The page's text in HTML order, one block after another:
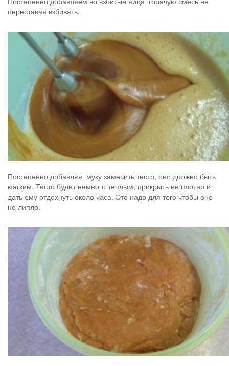
переставая взбивать.
Постепенно добавляя муку замесить тесто, оно должно быть
мягким. Тесто будет немного теплым, прикрыть не плотно и
дать ему отдохнуть около часа. Это надо для того чтобы оно
не липло.